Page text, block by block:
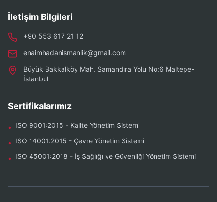
İletişim Bilgileri
+90 553 617 21 12
enaimhadanismanlik@gmail.com
Büyük Bakkalköy Mah. Samandıra Yolu No:6 Maltepe-
İstanbul
Sertifikalarımız
• ISO 9001:2015 - Kalite Yönetim Sistemi
• ISO 14001:2015 - Çevre Yönetim Sistemi
• ISO 45001:2018 - İş Sağlığı ve Güvenliği Yönetim Sistemi